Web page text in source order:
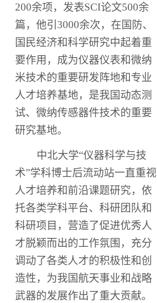
200余项，发表SCI论文500余
篇，他引3000余次，在国防、
国民经济和科学研究中起着重
要作用，成为仪器仪表和微纳
米技术的重要研发阵地和专业
人才培养基地，是我国动态测
试、微纳传感器件技术的重要
研究基地。
中北大学“仪器科学与技
术”学科博士后流动站一直重视
人才培养和前沿课题研究，依
托各类学科平台、科研团队和
科研项目，营造了促进优秀人
才脱颖而出的工作氛围，充分
调动了各类人才的积极性和创
造性，为我国航天事业和战略
武器的发展作出了重大贡献。